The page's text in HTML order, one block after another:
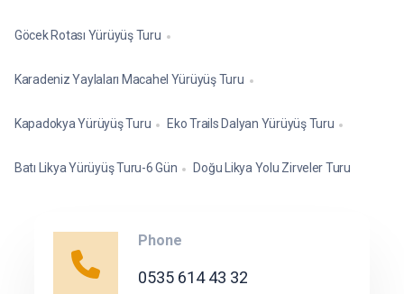
Göcek Rotası Yürüyüş Turu
Karadeniz Yaylaları Macahel Yürüyüş Turu
Kapadokya Yürüyüş Turu Eko Trails Dalyan Yürüyüş Turu
Batı Likya Yürüyüş Turu-6 Gün Doğu Likya Yolu Zirveler Turu
Phone
0535 614 43 32